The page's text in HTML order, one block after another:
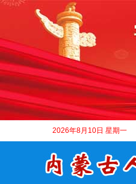
2026年8月10日 星期一